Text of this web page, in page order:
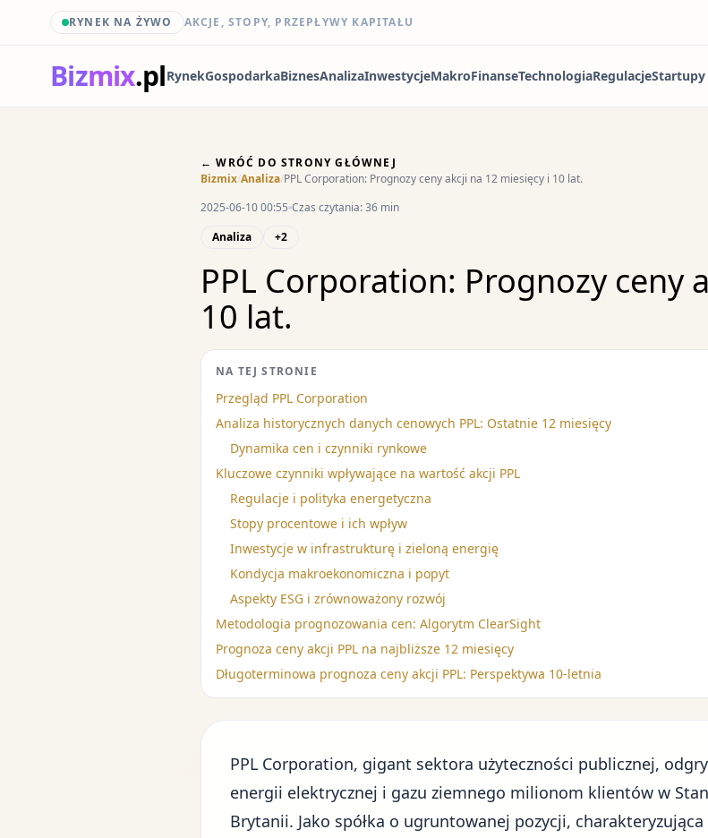
RYNEK NA ŻYWO AKCJE, STOPY, PRZEPŁYWY KAPITAŁU
Bizmix.plRynekGospodarkaBiznesAnalizaInwestycjeMakroFinanseTechnologiaRegulacjeStartupy
← WRÓĆ DO STRONY GŁÓWNEJ
Bizmix/Analiza/PPL Corporation: Prognozy ceny akcji na 12 miesięcy i 10 lat.
2025-06-10 00:55 Czas czytania: 36 min
Analiza
+2
PPL Corporation: Prognozy ceny
10 lat.
NA TEJ STRONIE
Przegląd PPL Corporation
Analiza historycznych danych cenowych PPL: Ostatnie 12 miesięcy
Dynamika cen i czynniki rynkowe
Kluczowe czynniki wpływające na wartość akcji PPL
Regulacje i polityka energetyczna
Stopy procentowe i ich wpływ
Inwestycje w infrastrukturę i zieloną energię
Kondycja makroekonomiczna i popyt
Aspekty ESG i zrównoważony rozwój
Metodologia prognozowania cen: Algorytm ClearSight
Prognoza ceny akcji PPL na najbliższe 12 miesięcy
Długoterminowa prognoza ceny akcji PPL: Perspektywa 10-letnia
PPL Corporation, gigant sektora użyteczności publicznej,
energii elektrycznej i gazu ziemnego milionom klientów w
Brytanii. Jako spółka o ugruntowanej pozycji,